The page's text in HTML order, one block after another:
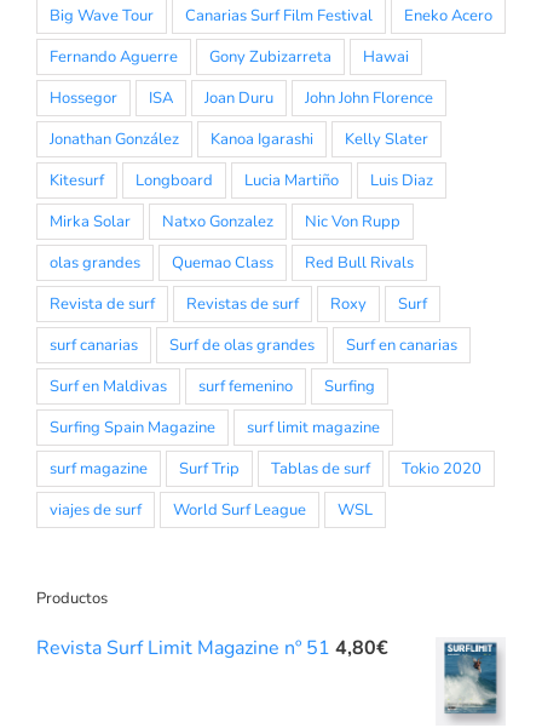
Big Wave Tour
Canarias Surf Film Festival
Eneko Acero
Fernando Aguerre
Gony Zubizarreta
Hawai
Hossegor
ISA Joan Duru
John John Florence
Jonathan González
Kanoa Igarashi
Kelly Slater
Kitesurf
Longboard Lucia Martiño
Luis Diaz
Mirka Solar
Natxo Gonzalez
Nic Von Rupp
olas grandes
Quemao Class
Red Bull Rivals
Revista de surf
Revistas de surf Roxy
Surf
surf canarias
Surf de olas grandes
Surf en canarias
Surf en Maldivas
surf femenino
Surfing
Surfing Spain Magazine
surf limit magazine
surf magazine
Surf Trip Tablas de surf
Tokio 2020
viajes de surf
World Surf League WSL
Productos
Revista Surf Limit Magazine nº 51 4,80€